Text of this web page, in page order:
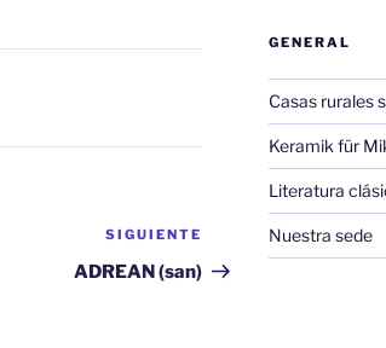
Siguiente
entrada
SIGUIENTE
ADREAN (san)
GENERAL
Casas rurales
Keramik für
Literatura
Nuestra sede